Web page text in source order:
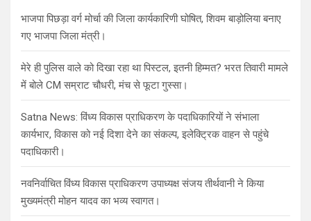
भाजपा पिछड़ा वर्ग मोर्चा की जिला कार्यकारिणी घोषित, शिवम बाड़ोलिया बनाए
गए भाजपा जिला मंत्री।
मेरे ही पुलिस वाले को दिखा रहा था पिस्टल, इतनी हिम्मत? भरत तिवारी मामले
में बोले CM सम्राट चौधरी, मंच से फूटा गुस्सा।
Satna News: विंध्य विकास प्राधिकरण के पदाधिकारियों ने संभाला
कार्यभार, विकास को नई दिशा देने का संकल्प, इलेक्ट्रिक वाहन से पहुंचे
पदाधिकारी।
नवनिर्वाचित विंध्य विकास प्राधिकरण उपाध्यक्ष संजय तीर्थवानी ने किया
मुख्यमंत्री मोहन यादव का भव्य स्वागत।